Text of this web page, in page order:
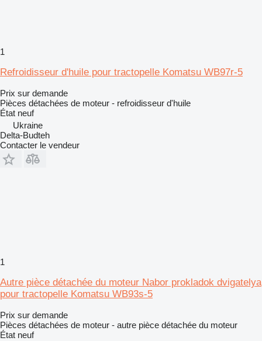
1
Refroidisseur d'huile pour tractopelle Komatsu WB97r-5
Prix sur demande
Pièces détachées de moteur - refroidisseur d'huile
État neuf
Ukraine
Delta-Budteh
Contacter le vendeur
1
Autre pièce détachée du moteur Nabor prokladok dvigatelya
pour tractopelle Komatsu WB93s-5
Prix sur demande
Pièces détachées de moteur - autre pièce détachée du moteur
État neuf